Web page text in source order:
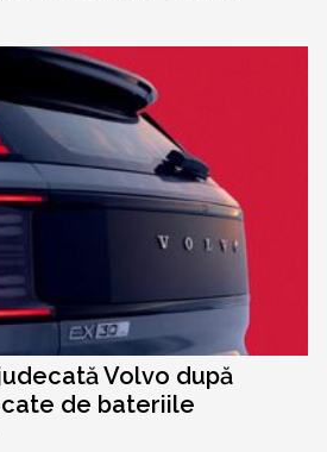
Volvo după
de bateriile